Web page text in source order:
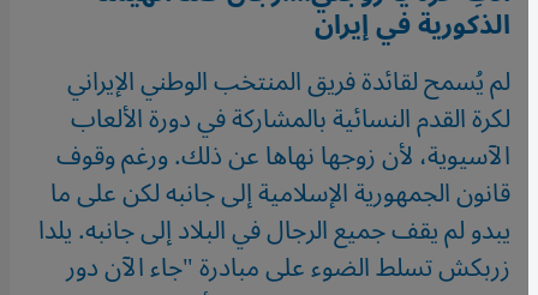
الذكورية في إيران
لم يُسمح لقائدة فريق المنتخب الوطني الإيراني
لكرة القدم النسائية بالمشاركة في دورة الألعاب
الآسيوية، لأن زوجها نهاها عن ذلك. ورغم وقوف
قانون الجمهورية الإسلامية إلى جانبه لكن على ما
يبدو لم يقف جميع الرجال في البلاد إلى جانبه. يلدا
زربكش تسلط الضوء على مبادرة "جاء الآن دور